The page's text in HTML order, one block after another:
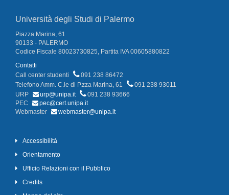
Università degli Studi di Palermo
Piazza Marina, 61
90133 - PALERMO
Codice Fiscale 80023730825, Partita IVA 00605880822
Contatti
Call center studenti
091 238 86472
Telefono Amm. C.le di P.zza Marina, 61
091 238 93011
URP
urp@unipa.it
091 238 93666
PEC
pec@cert.unipa.it
Webmaster
webmaster@unipa.it
Accessibilità
Orientamento
Ufficio Relazioni con il Pubblico
Credits